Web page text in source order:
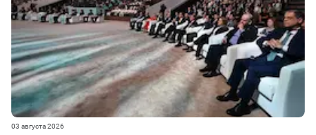
03 августа 2026